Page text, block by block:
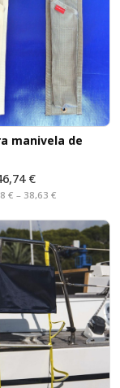
manivela de
€
€ – 38,63 €